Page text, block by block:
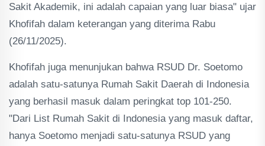
Sakit Akademik, ini adalah capaian yang luar biasa" ujar
Khofifah dalam keterangan yang diterima Rabu
(26/11/2025).
Khofifah juga menunjukan bahwa RSUD Dr. Soetomo
adalah satu-satunya Rumah Sakit Daerah di Indonesia
yang berhasil masuk dalam peringkat top 101-250.
"Dari List Rumah Sakit di Indonesia yang masuk daftar,
hanya Soetomo menjadi satu-satunya RSUD yang